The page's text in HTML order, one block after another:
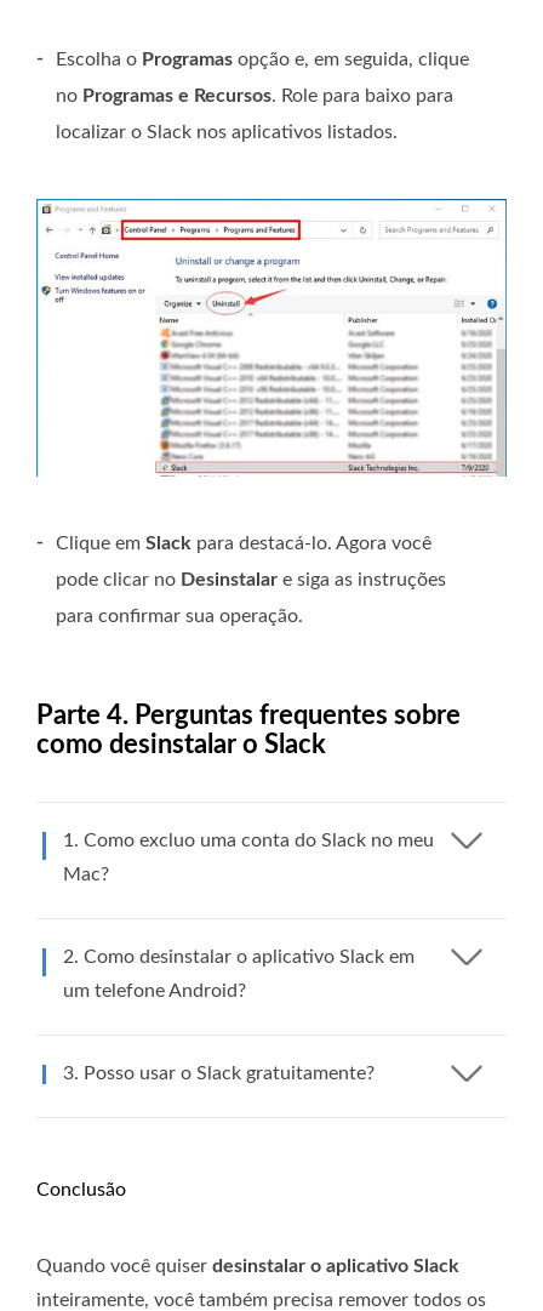
- Escolha o Programas opção e, em seguida, clique
no Programas e Recursos. Role para baixo para
localizar o Slack nos aplicativos listados.
- Clique em Slack para destacá-lo. Agora você
pode clicar no Desinstalar e siga as instruções
para confirmar sua operação.
Parte 4. Perguntas frequentes sobre
como desinstalar o Slack
1. Como excluo uma conta do Slack no meu
Mac?
2. Como desinstalar o aplicativo Slack em
um telefone Android?
3. Posso usar o Slack gratuitamente?
Conclusão
Quando você quiser desinstalar o aplicativo Slack
inteiramente, você também precisa remover todos os